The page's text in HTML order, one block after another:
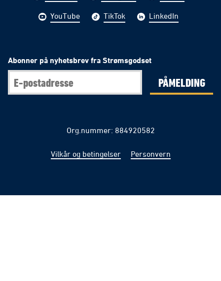
YouTube TikTok LinkedIn
Abonner på nyhetsbrev fra Strømsgodset
PÅMELDING
Org.nummer: 884920582
Vilkår og betingelser Personvern